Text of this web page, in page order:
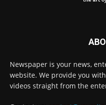
Newspaper is your news,
website. We provide you
videos straight from the